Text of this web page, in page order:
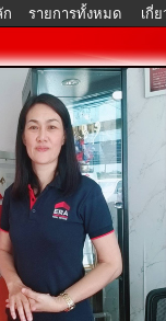
รายการทั้งหมด เกี่